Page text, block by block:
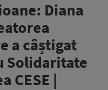
Diana
a câștigat
Solidaritate
CESE |